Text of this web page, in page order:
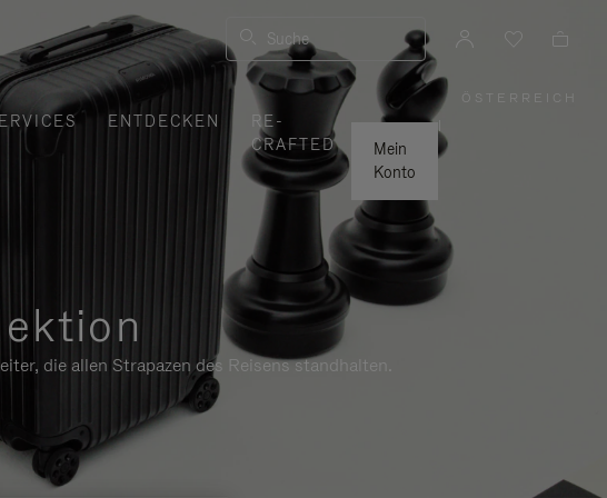
Suche
ENTDECKEN
RE-
CRAFTED
Mein
Konto
ÖSTERREICH
die allen Strapazen des Reisens standhalten.